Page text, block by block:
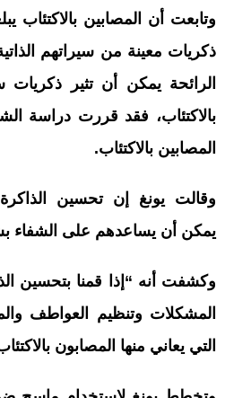
وتابعت أن المصابين
ذكريات معينة من سيراتهم
الرائحة يمكن أن تثير
بالاكتئاب، فقد قررت دراسة
المصابين بالاكتئاب.
وقالت يونغ إن تحسين الذاكرة
يمكن أن يساعدهم على الشفاء
وكشفت أنه “إذا قمنا بتحسين
المشكلات وتنظيم العواطف
التي يعاني منها المصابون